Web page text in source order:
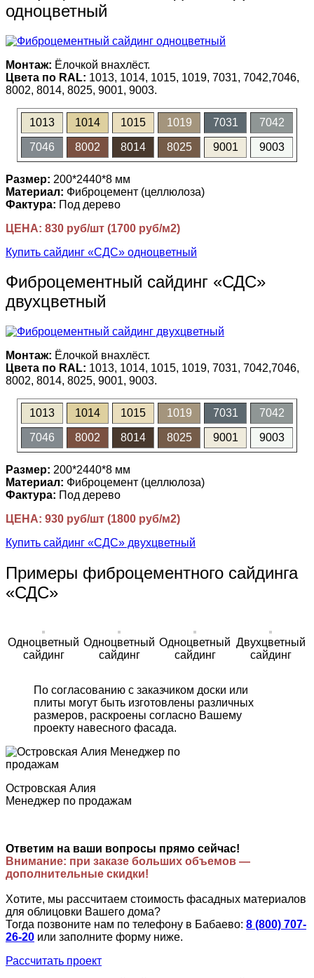
одноцветный
Монтаж: Ёлочкой внахлёст.
Цвета по RAL: 1013, 1014, 1015, 1019, 7031, 7042,7046,
8002, 8014, 8025, 9001, 9003.
1013 1014 1015 1019 7031 7042
7046 8002 8014 8025 9001 9003
Размер: 200*2440*8 мм
Материал: Фиброцемент (целлюлоза)
Фактура: Под дерево
ЦЕНА: 830 руб/шт (1700 руб/м2)
Купить сайдинг «СДС» одноцветный
Фиброцементный сайдинг «СДС»
двухцветный
Монтаж: Ёлочкой внахлёст.
Цвета по RAL: 1013, 1014, 1015, 1019, 7031, 7042,7046,
8002, 8014, 8025, 9001, 9003.
1013 1014 1015 1019 7031 7042
7046 8002 8014 8025 9001 9003
Размер: 200*2440*8 мм
Материал: Фиброцемент (целлюлоза)
Фактура: Под дерево
ЦЕНА: 930 руб/шт (1800 руб/м2)
Купить сайдинг «СДС» двухцветный
Примеры фиброцементного сайдинга
«СДС»
Одноцветный
сайдинг
Одноцветный
сайдинг
Одноцветный
сайдинг
Двухцветный
сайдинг
По согласованию с заказчиком доски или
плиты могут быть изготовлены различных
размеров, раскроены согласно Вашему
проекту навесного фасада.
Островская Алия
Менеджер по продажам
Ответим на ваши вопросы прямо сейчас!
Внимание: при заказе больших объемов —
дополнительные скидки!
Хотите, мы рассчитаем стоимость фасадных материалов
для облицовки Вашего дома?
Тогда позвоните нам по телефону в Бабаево: 8 (800) 707-
26-20 или заполните форму ниже.
Рассчитать проект